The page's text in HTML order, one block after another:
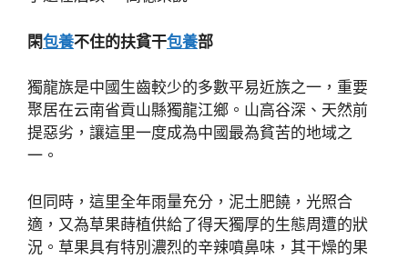
閑包養不住的扶貧干包養部
獨龍族是中國生齒較少的多數平易近族之一，重要
聚居在云南省貢山縣獨龍江鄉。山高谷深、天然前
提惡劣，讓這里一度成為中國最為貧苦的地域之
一。
但同時，這里全年雨量充分，泥土肥饒，光照合
適，又為草果蒔植供給了得天獨厚的生態周遭的狀
況。草果具有特別濃烈的辛辣噴鼻味，其干燥的果